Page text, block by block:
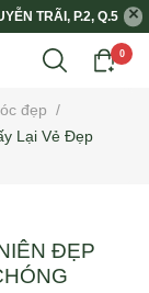
TRÃI, P.2, Q.5
0
đẹp /
Lại Vẻ Đẹp
ĐẸP